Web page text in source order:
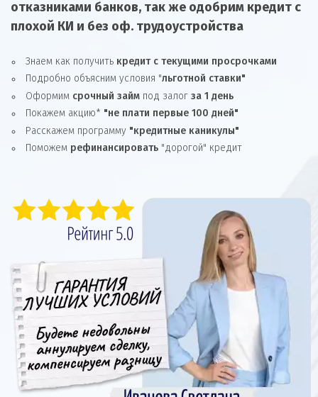
отказниками банков, так же одобрим кредит с
плохой КИ и без оф. трудоустройства
Знаем как получить кредит с текущими просрочками
Подробно объясним условия "льготной ставки"
Оформим срочный займ под залог за 1 день
Покажем акцию* "не плати первые 100 дней"
Расскажем программу "кредитные каникулы"
Поможем рефинансировать "дорогой" кредит